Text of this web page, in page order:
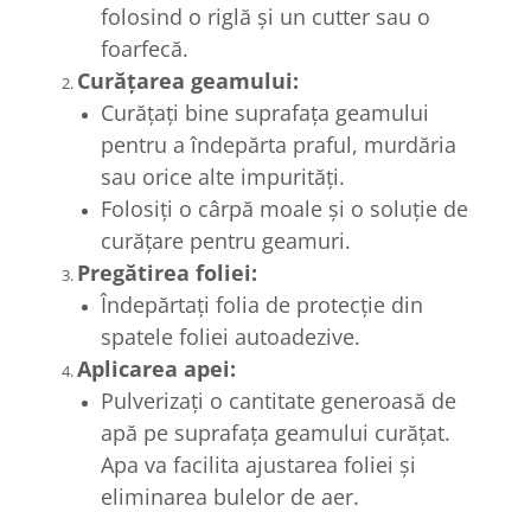
folosind o riglă și un cutter sau o
foarfecă.
Curățarea geamului:
Curățați bine suprafața geamului
pentru a îndepărta praful, murdăria
sau orice alte impurități.
Folosiți o cârpă moale și o soluție de
curățare pentru geamuri.
Pregătirea foliei:
Îndepărtați folia de protecție din
spatele foliei autoadezive.
Aplicarea apei:
Pulverizați o cantitate generoasă de
apă pe suprafața geamului curățat.
Apa va facilita ajustarea foliei și
eliminarea bulelor de aer.